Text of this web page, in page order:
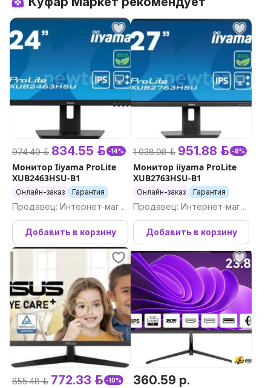
974.40 р. 834.55 р. -14%
Монитор Iiyama ProLite
XUB2463HSU-B1
Онлайн-заказ Гарантия
Продавец: Интернет-магаз
ин Newton.by
Добавить в корзину
1 038.08 р. 951.88 р. -8%
Монитор iiyama ProLite
XUB2763HSU-B1
Онлайн-заказ Гарантия
Продавец: Интернет-магаз
ин Newton.by
Добавить в корзину
855.48 р. 772.33 р. -10% 360.59 р.